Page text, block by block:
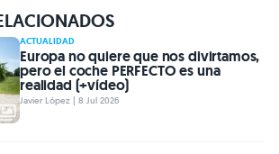
ACTUALIDAD
Europa no quiere que nos divirtamos,
pero el coche PERFECTO es una
realidad (+vídeo)
Javier López | 8 Jul 2026